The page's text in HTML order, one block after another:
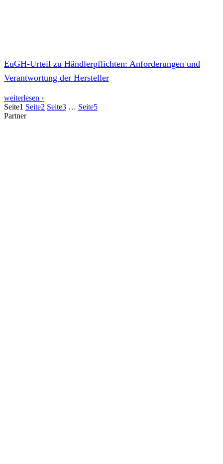
EuGH-Urteil zu Händlerpflichten: Anforderungen und
Verantwortung der Hersteller
weiterlesen ›
Seite1 Seite2 Seite3 … Seite5
Partner